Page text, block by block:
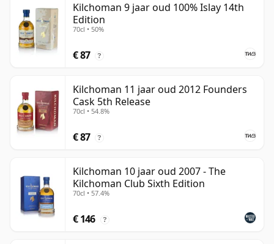
Kilchoman 9 jaar oud 100% Islay 14th
Edition
70cl • 50%
€ 87 ?
Kilchoman 11 jaar oud 2012 Founders
Cask 5th Release
70cl • 54.8%
€ 87 ?
Kilchoman 10 jaar oud 2007 - The
Kilchoman Club Sixth Edition
70cl • 57.4%
€ 146 ?